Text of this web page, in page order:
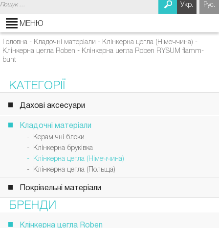
Укр. Рус.
МЕНЮ
Головна - Кладочні матеріали - Клінкерна цегла (Німеччина) -
Клінкерна цегла Roben - Клінкерна цегла Roben RYSUM flamm-
bunt
КАТЕГОРІЇ
Дахові аксесуари
Кладочні матеріали
- Керамічні блоки
- Клінкерна бруківка
- Клінкерна цегла (Німеччина)
- Клінкерна цегла (Польща)
Покрівельні матеріали
БРЕНДИ
Клінкерна цегла Roben